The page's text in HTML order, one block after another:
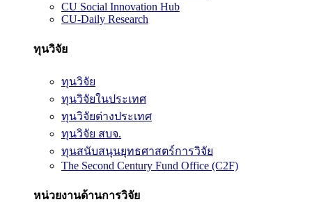
CU Social Innovation Hub
CU-Daily Research
ทุนวิจัย
ทุนวิจัย
ทุนวิจัยในประเทศ
ทุนวิจัยต่างประเทศ
ทุนวิจัย สบจ.
ทุนสนับสนุนยุทธศาสตร์การวิจัย
The Second Century Fund Office (C2F)
หน่วยงานด้านการวิจัย